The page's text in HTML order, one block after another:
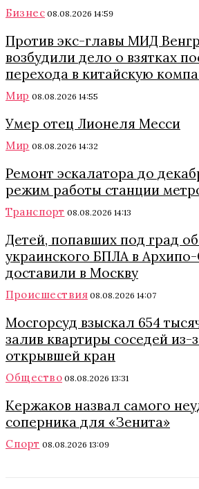
Бизнес 08.08.2026 14:59
Против экс-главы МИД
возбудили дело о взятках
перехода в китайскую
Мир 08.08.2026 14:55
Умер отец Лионеля Месси
Мир 08.08.2026 14:32
Ремонт эскалатора до
режим работы станции
Транспорт 08.08.2026 14:13
Детей, попавших под град
украинского БПЛА в
доставили в Москву
Происшествия 08.08.2026 14:07
Мосгорсуд взыскал 654
залив квартиры соседей из-
открывшей кран
Общество 08.08.2026 13:31
Кержаков назвал самого
соперника для «Зенита»
Спорт 08.08.2026 13:09